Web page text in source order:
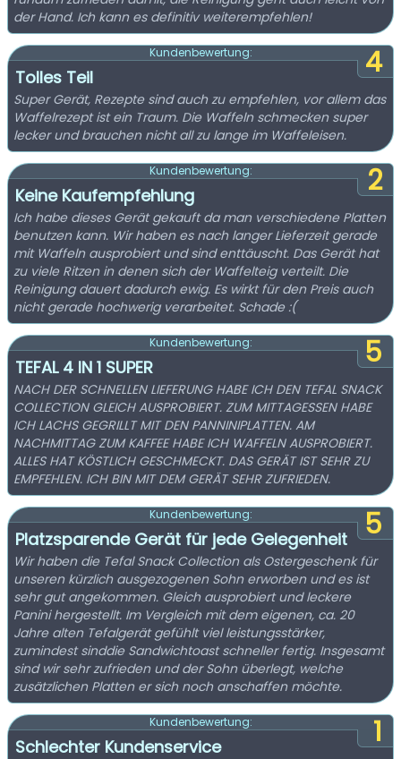
der Hand. Ich kann es definitiv weiterempfehlen!
4
Kundenbewertung:
Tolles Teil
Super Gerät, Rezepte sind auch zu empfehlen, vor allem das
Waffelrezept ist ein Traum. Die Waffeln schmecken super
lecker und brauchen nicht all zu lange im Waffeleisen.
2
Kundenbewertung:
Keine Kaufempfehlung
Ich habe dieses Gerät gekauft da man verschiedene Platten
benutzen kann. Wir haben es nach langer Lieferzeit gerade
mit Waffeln ausprobiert und sind enttäuscht. Das Gerät hat
zu viele Ritzen in denen sich der Waffelteig verteilt. Die
Reinigung dauert dadurch ewig. Es wirkt für den Preis auch
nicht gerade hochwerig verarbeitet. Schade :(
5
Kundenbewertung:
TEFAL 4 IN 1 SUPER
NACH DER SCHNELLEN LIEFERUNG HABE ICH DEN TEFAL SNACK
COLLECTION GLEICH AUSPROBIERT. ZUM MITTAGESSEN HABE
ICH LACHS GEGRILLT MIT DEN PANNINIPLATTEN. AM
NACHMITTAG ZUM KAFFEE HABE ICH WAFFELN AUSPROBIERT.
ALLES HAT KÖSTLICH GESCHMECKT. DAS GERÄT IST SEHR ZU
EMPFEHLEN. ICH BIN MIT DEM GERÄT SEHR ZUFRIEDEN.
5
Kundenbewertung:
Platzsparende Gerät für jede Gelegenheit
Wir haben die Tefal Snack Collection als Ostergeschenk für
unseren kürzlich ausgezogenen Sohn erworben und es ist
sehr gut angekommen. Gleich ausprobiert und leckere
Panini hergestellt. Im Vergleich mit dem eigenen, ca. 20
Jahre alten Tefalgerät gefühlt viel leistungsstärker,
zumindest sinddie Sandwichtoast schneller fertig. Insgesamt
sind wir sehr zufrieden und der Sohn überlegt, welche
zusätzlichen Platten er sich noch anschaffen möchte.
1
Kundenbewertung:
Schlechter Kundenservice